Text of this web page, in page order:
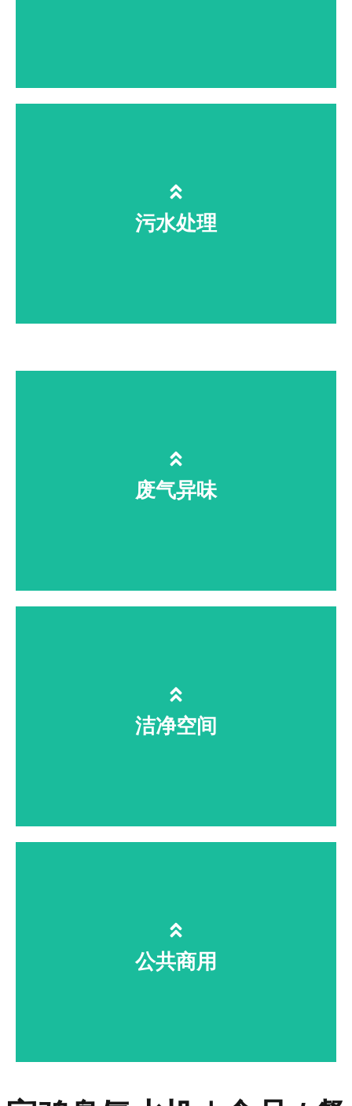
车间无死角灭菌、降解农残、延长货
架期，轻松通过 SC/GMP 审核
污水处理
净化
废气异味
垃圾站、化工车间恶臭、VOCs 高效分
解，低成本无二次污染
洁净空间
制药医美实验室、手术室持续消杀，
满足十万级洁净标准
公共商用